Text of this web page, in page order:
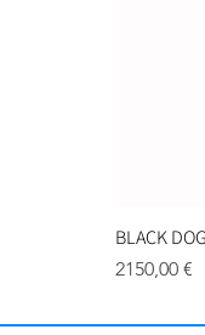
BLACK
Precio
2150,00 €